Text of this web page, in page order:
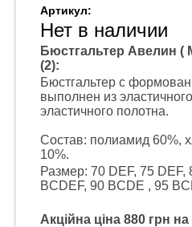
Артикул:
Нет в наличии
Бюстгальтер Авелин (
(2):
Бюстгальтер с
выполнен из
эластичного полотна.
Состав: полиамид 60%,
10%.
Размер: 70 DEF, 75
BCDEF, 90 BCDE , 95
Акційна ціна 880 грн